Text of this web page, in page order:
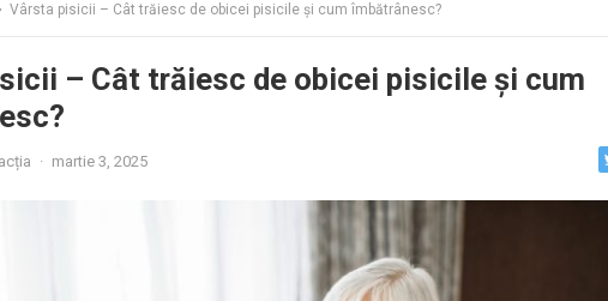
Vârsta pisicii – Cât trăiesc de obicei pisicile și cum îmbătrânesc?
– Cât trăiesc de obicei pisicile și cum
· martie 3, 2025